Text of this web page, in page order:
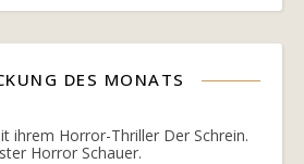
DES MONATS
ihrem Horror-Thriller Der Schrein.
Horror Schauer.